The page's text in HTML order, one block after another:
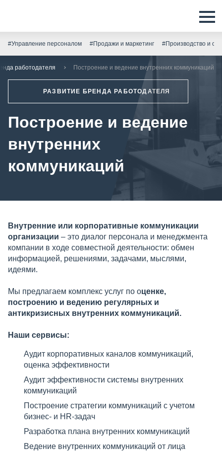
#Управление персоналом #Продажи и маркетинг #Производство и
работодателя Построение и ведение внутренних коммуникаций
РАЗВИТИЕ БРЕНДА РАБОТОДАТЕЛЯ
Построение и ведение
внутренних
коммуникаций
Внутренние или корпоративные коммуникации
организации – это диалог персонала и менеджмента
компании в ходе совместной деятельности: обмен
информацией, решениями, задачами, мыслями,
идеями.
Мы предлагаем комплекс услуг по оценке,
построению и ведению регулярных и
антикризисных внутренних коммуникаций.
Наши сервисы:
Аудит корпоративных каналов коммуникаций,
оценка эффективности
Аудит эффективности системы внутренних
коммуникаций
Построение стратегии коммуникаций с учетом
бизнес- и HR-задач
Разработка плана внутренних коммуникаций
Ведение внутренних коммуникаций от лица